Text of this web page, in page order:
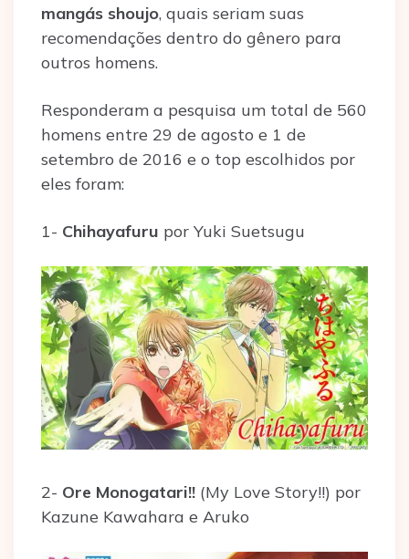
mangás shoujo, quais seriam suas
recomendações dentro do gênero para
outros homens.
Responderam a pesquisa um total de 560
homens entre 29 de agosto e 1 de
setembro de 2016 e o top escolhidos por
eles foram:
1- Chihayafuru por Yuki Suetsugu
2- Ore Monogatari!! (My Love Story!!) por
Kazune Kawahara e Aruko